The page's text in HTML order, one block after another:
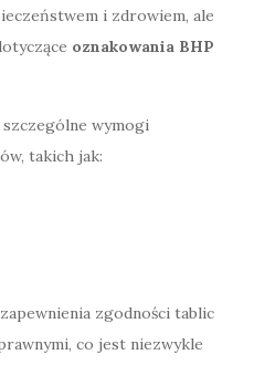
i zdrowiem, ale
oznakowania BHP
wymogi
takich jak:
zgodności tablic
co jest niezwykle